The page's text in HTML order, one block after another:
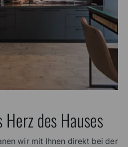
des Hauses
wir mit Ihnen direkt bei der